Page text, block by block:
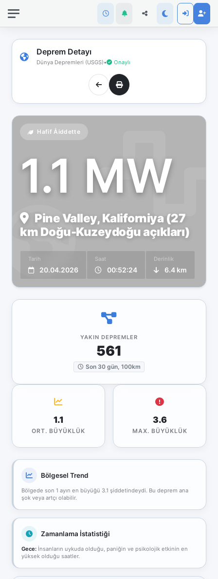
Deprem Detayı
Dünya Depremleri (USGS)• Onaylı
Hafif Åiddette
1.1 MW
Pine Valley, Kaliforniya (27
km Doğu-Kuzeydoğu açıkları)
Tarih
20.04.2026
Saat
00:52:24
Derinlik
6.4 km
YAKIN DEPREMLER
561
Son 30 gün, 100km
1.1
ORT. BÜYÜKLÜK
3.6
MAX. BÜYÜKLÜK
Bölgesel Trend
Bölgede son 1 ayın en büyüğü 3.1 şiddetindeydi. Bu deprem ana
şok veya artçı olabilir.
Zamanlama İstatistiği
Gece: İnsanların uykuda olduğu, paniğin ve psikolojik etkinin en
yüksek olduğu saatler.
bağlantınız
koptu!
Çevrimdışı
moddasınız.